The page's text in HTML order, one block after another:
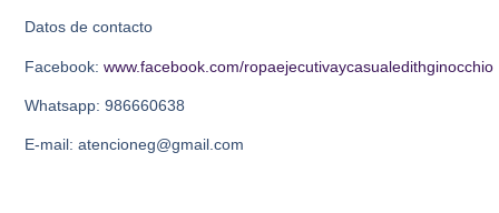
Datos de contacto
Facebook:www.facebook.com/ropaejecutivaycasualedithginocchio
Whatsapp: 986660638
E-mail: atencioneg@gmail.com